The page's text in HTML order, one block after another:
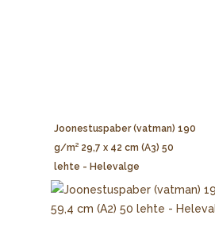
Joonestuspaber (vatman) 190
g/m² 29,7 x 42 cm (A3) 50
lehte - Helevalge